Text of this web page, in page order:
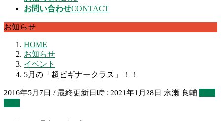
お問い合わせCONTACT
お知らせ
HOME
お知らせ
イベント
5月の「超ビギナークラス」！！
2016年5月7日 / 最終更新日時 : 2021年1月28日 永瀬 良輔